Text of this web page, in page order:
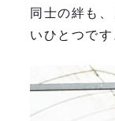
同士の絆も
いひとつです